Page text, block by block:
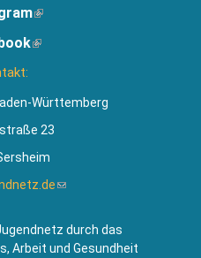
(Link
extern)
(Link
Württemberg
23
(Link
Mail)
durch das
Arbeit und Gesundheit